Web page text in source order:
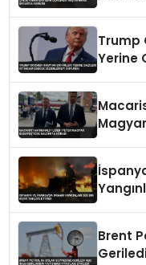
Trump
Yerine
Brent